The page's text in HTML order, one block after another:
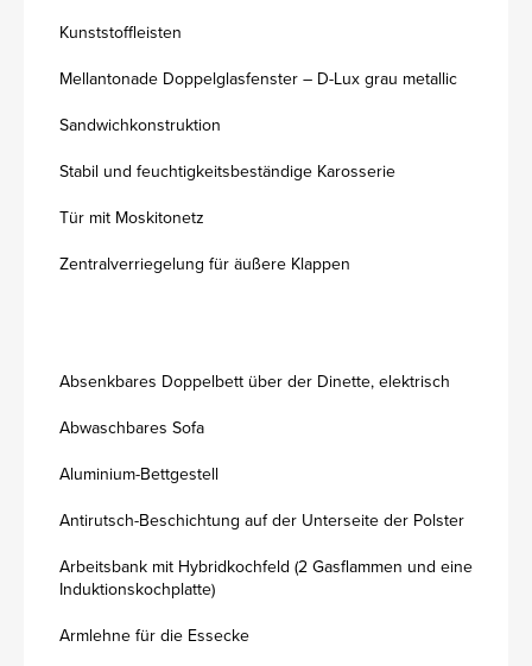
Kunststoffleisten
Mellantonade Doppelglasfenster – D-Lux grau metallic
Sandwichkonstruktion
Stabil und feuchtigkeitsbeständige Karosserie
Tür mit Moskitonetz
Zentralverriegelung für äußere Klappen
Absenkbares Doppelbett über der Dinette, elektrisch
Abwaschbares Sofa
Aluminium-Bettgestell
Antirutsch-Beschichtung auf der Unterseite der Polster
Arbeitsbank mit Hybridkochfeld (2 Gasflammen und eine
Induktionskochplatte)
Armlehne für die Essecke